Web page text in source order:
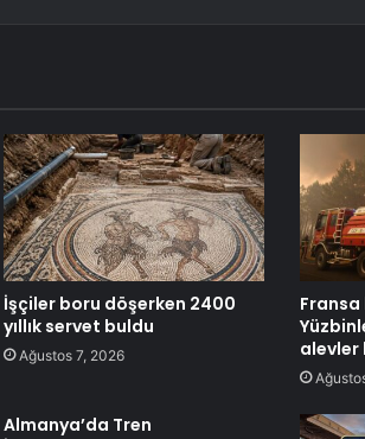
İşçiler boru döşerken 2400
yıllık servet buldu
Ağustos 7, 2026
Fransa
alevler
Almanya’da Tren